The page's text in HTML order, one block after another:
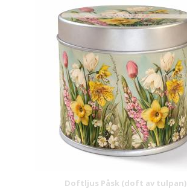
Doftljus Påsk (doft av tulpan)